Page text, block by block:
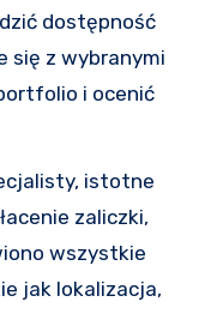
dostępność
się z wybranymi
i ocenić
istotne
zaliczki,
wszystkie
jak lokalizacja,